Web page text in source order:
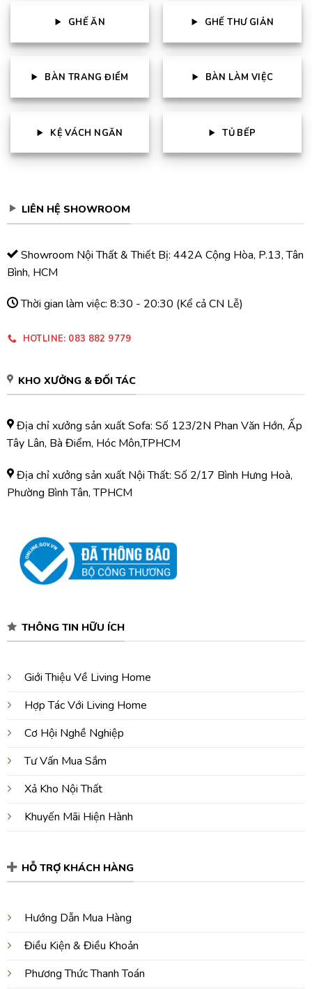
GHẾ ĂN GHẾ THƯ GIẢN
BÀN TRANG ĐIỂM BÀN LÀM VIỆC
KỆ VÁCH NGĂN TỦ BẾP
LIÊN HỆ SHOWROOM
Showroom Nội Thất & Thiết Bị: 442A Cộng Hòa, P.13, Tân
Bình, HCM
Thời gian làm việc: 8:30 - 20:30 (Kể cả CN Lễ)
HOTLINE: 083 882 9779
KHO XƯỞNG & ĐỐI TÁC
Địa chỉ xưởng sản xuất Sofa: Số 123/2N Phan Văn Hớn, Ấp
Tây Lân, Bà Điểm, Hóc Môn,TPHCM
Địa chỉ xưởng sản xuất Nội Thất: Số 2/17 Bình Hưng Hoà,
Phường Bình Tân, TPHCM
THÔNG TIN HỮU ÍCH
Giới Thiệu Về Living Home
Hợp Tác Với Living Home
Cơ Hội Nghề Nghiệp
Tư Vấn Mua Sắm
Xả Kho Nội Thất
Khuyến Mãi Hiện Hành
HỖ TRỢ KHÁCH HÀNG
Hướng Dẫn Mua Hàng
Điều Kiện & Điều Khoản
Phương Thức Thanh Toán